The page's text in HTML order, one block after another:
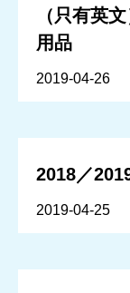
（只有英
用品
2019-04-26
2018／
2019-04-25